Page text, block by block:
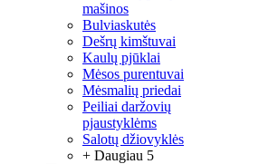
mašinos
Bulviaskutės
Dešrų kimštuvai
Kaulų pjūklai
Mėsos purentuvai
Mėsmalių priedai
Peiliai daržovių
pjaustyklėms
Salotų džiovyklės
+ Daugiau 5